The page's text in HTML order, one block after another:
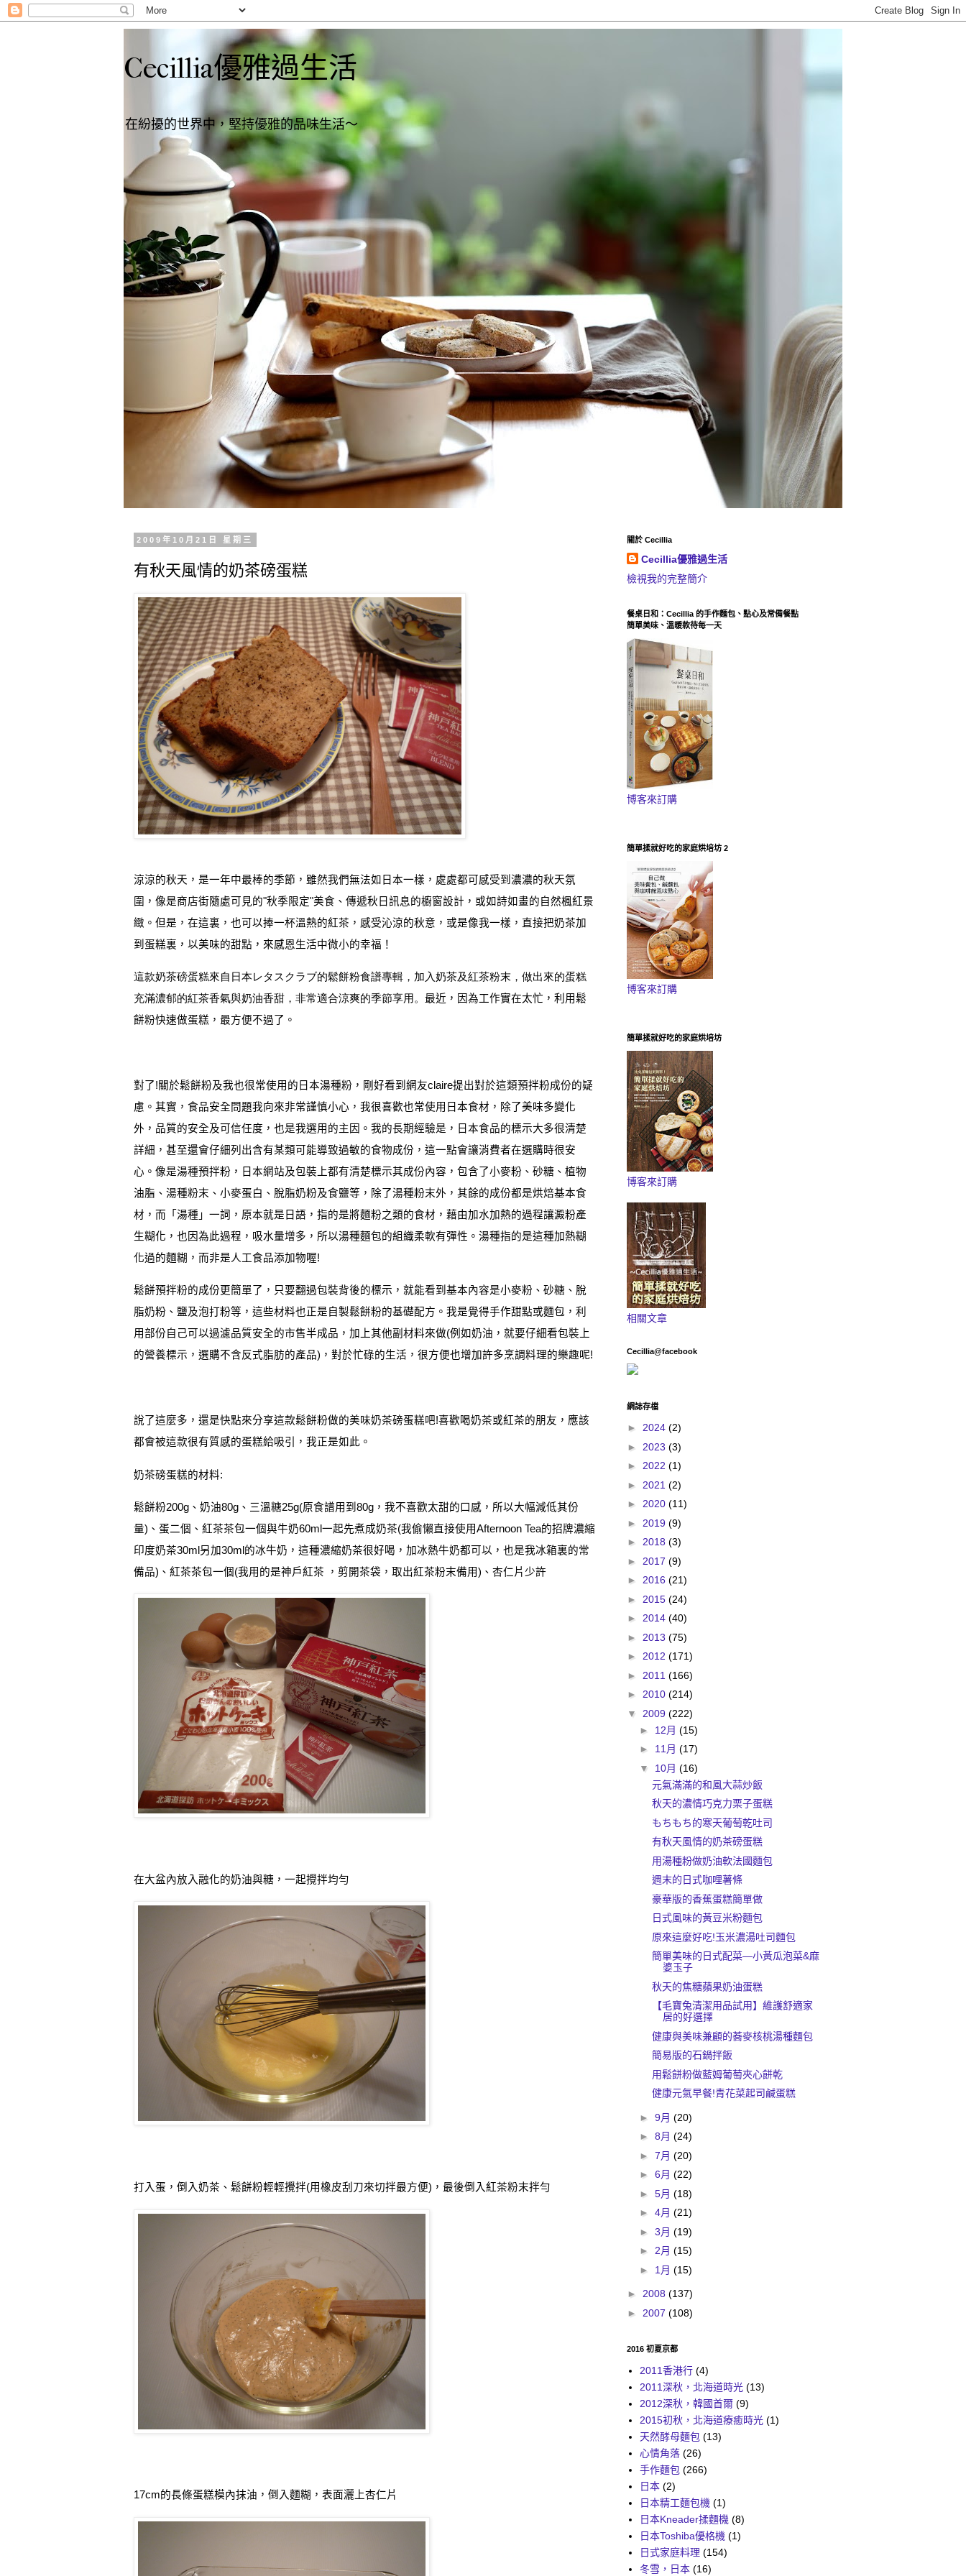
Cecillia優雅過生活
在紛擾的世界中，堅持優雅的品味生活～
2009年10月21日 星期三
有秋天風情的奶茶磅蛋糕
涼涼的秋天，是一年中最棒的季節，雖然我們無法如日本一樣，處處都可感受到濃濃的秋天氛
圍 ，像是商店街隨處可見的"秋季限定"美食、傳遞秋日訊息的櫥窗設計，或如詩如畫的自然楓紅景
緻。但是，在這裏，也可以捧一杯溫熱的紅茶，感受沁涼的秋意，或是像我一樣，直接把奶茶加
到蛋糕裏，以美味的甜點，來感恩生活中微小的幸福！
這款奶茶磅蛋糕來自日本レタスクラブ的鬆餅粉食譜專輯，加入奶茶及紅茶粉末，做出來的蛋糕
充滿濃郁的紅茶香氣與奶油香甜，非常適合涼爽的季節享用。 最近，因為工作實在太忙，利用鬆
餅粉快速做蛋糕，最方便不過了。
對了!關於鬆餅粉及我也很常使用的日本湯種粉，剛好看到網友claire提出對於這類預拌粉成份的疑
慮。其實，食品安全問題我向來非常謹慎小心，我很喜歡也常使用日本食材，除了美味多變化
外，品質的安全及可信任度，也是我選用的主因。我的長期經驗是，日本食品的標示大多很清楚
詳細，甚至還會仔細列出含有某類可能導致過敏的食物成份，這一點會讓消費者在選購時很安
心。像是湯種預拌粉，日本網站及包裝上都有清楚標示其成份內容，包含了小麥粉、砂糖、植物
油脂、湯種粉末、小麥蛋白、脫脂奶粉及食鹽等，除了湯種粉末外，其餘的成份都是烘焙基本食
材，而「湯種」一詞，原本就是日語，指的是將麵粉之類的食材，藉由加水加熱的過程讓澱粉產
生糊化，也因為此過程，吸水量增多，所以湯種麵包的組織柔軟有彈性。湯種指的是這種加熱糊
化過的麵糊，而非是人工食品添加物喔!
鬆餅預拌粉的成份更簡單了，只要翻過包裝背後的標示，就能看到基本內容是小麥粉、砂糖、脫
脂奶粉、鹽及泡打粉等，這些材料也正是自製鬆餅粉的基礎配方。我是覺得手作甜點或麵包，利
用部份自己可以過濾品質安全的市售半成品，加上其他副材料來做(例如奶油，就要仔細看包裝上
的營養標示，選購不含反式脂肪的產品) ，對於忙碌的生活，很方便也增加許多烹調料理的樂趣呢!
說了這麼多，還是快點來分享這款鬆餅粉做的美味奶茶磅蛋糕吧!喜歡喝奶茶或紅茶的朋友，應該
都會被這款很有質感的蛋糕給吸引，我正是如此。
奶茶磅蛋糕的材料:
鬆餅粉200g 、奶油80g 、三溫糖25g(原食譜用到 80g ，我不喜歡太甜的口感，所以大幅減低其份
量) 、蛋二個、紅茶茶包一個與牛奶60ml 一起先煮成奶茶(我偷懶直接使用Afternoon Tea的招牌濃縮
印度奶茶30ml 另加30ml 的冰牛奶，這種濃縮奶茶很好喝，加冰熱牛奶都可以，也是我冰箱裏的常
備品) 、紅茶茶包一個 (我用的是神戶紅茶 ， 剪開茶袋，取出紅茶粉末備用) 、杏仁片少許
在大盆內放入融化的奶油與糖，一起攪拌均勻
打入蛋，倒入奶茶、鬆餅粉輕輕攪拌(用橡皮刮刀來切拌最方便) ，最後倒入紅茶粉末拌勻
17cm的長條蛋糕模內抹油，倒入麵糊，表面灑上杏仁片
關於 Cecillia
Cecillia優雅過生活
檢視我的完整簡介
餐桌日和：Cecillia 的手作麵包、點心及常備餐點
簡單美味、溫暖款待每一天
博客來訂購
簡單揉就好吃的家庭烘培坊 2
博客來訂購
簡單揉就好吃的家庭烘培坊
博客來訂購
相關文章
Cecillia@facebook
網誌存檔
► 2024 (2)
► 2023 (3)
► 2022 (1)
► 2021 (2)
► 2020 (11)
► 2019 (9)
► 2018 (3)
► 2017 (9)
► 2016 (21)
► 2015 (24)
► 2014 (40)
► 2013 (75)
► 2012 (171)
► 2011 (166)
► 2010 (214)
▼ 2009 (222)
► 12月 (15)
► 11月 (17)
▼ 10月 (16)
元氣滿滿的和風大蒜炒飯
秋天的濃情巧克力栗子蛋糕
もちもち的寒天葡萄乾吐司
有秋天風情的奶茶磅蛋糕
用湯種粉做奶油軟法國麵包
週末的日式咖哩薯條
豪華版的香蕉蛋糕簡單做
日式風味的黃豆米粉麵包
原來這麼好吃!玉米濃湯吐司麵包
簡單美味的日式配菜—小黃瓜泡菜&麻
婆玉子
秋天的焦糖蘋果奶油蛋糕
【毛寶兔清潔用品試用】維護舒適家
居的好選擇
健康與美味兼顧的蕎麥核桃湯種麵包
簡易版的石鍋拌飯
用鬆餅粉做藍姆葡萄夾心餅乾
健康元氣早餐!青花菜起司鹹蛋糕
► 9月 (20)
► 8月 (24)
► 7月 (20)
► 6月 (22)
► 5月 (18)
► 4月 (21)
► 3月 (19)
► 2月 (15)
► 1月 (15)
► 2008 (137)
► 2007 (108)
2016 初夏京都
2011香港行 (4)
2011深秋，北海道時光 (13)
2012深秋，韓國首爾 (9)
2015初秋，北海道療癒時光 (1)
天然酵母麵包 (13)
心情角落 (26)
手作麵包 (266)
日本 (2)
日本精工麵包機 (1)
日本Kneader揉麵機 (8)
日本Toshiba優格機 (1)
日式家庭料理 (154)
冬雪，日本 (16)